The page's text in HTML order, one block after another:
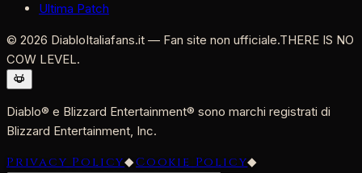
Ultima Patch
© 2026 DiabloItaliafans.it — Fan site non ufficiale.THERE IS NO
COW LEVEL.
Diablo® e Blizzard Entertainment® sono marchi registrati di
Blizzard Entertainment, Inc.
Privacy Policy◆Cookie Policy◆